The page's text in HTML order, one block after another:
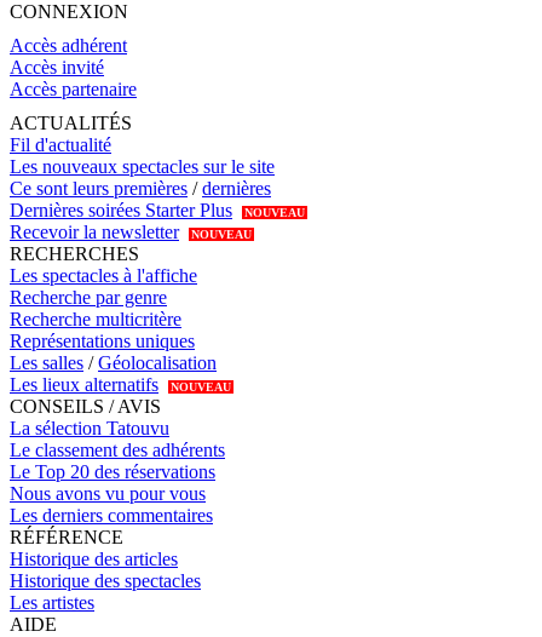
CONNEXION
Accès adhérent
Accès invité
Accès partenaire
ACTUALITÉS
Fil d'actualité
Les nouveaux spectacles sur le site
Ce sont leurs premières /dernières
Dernières soirées Starter Plus
NOUVEAU
Recevoir la newsletter NOUVEAU
RECHERCHES
Les spectacles à l'affiche
Recherche par genre
Recherche multicritère
Représentations uniques
Les salles /Géolocalisation
Les lieux alternatifs
NOUVEAU
CONSEILS / AVIS
La sélection Tatouvu
Le classement des adhérents
Le Top 20 des réservations
Nous avons vu pour vous
Les derniers commentaires
RÉFÉRENCE
Historique des articles
Historique des spectacles
Les artistes
AIDE